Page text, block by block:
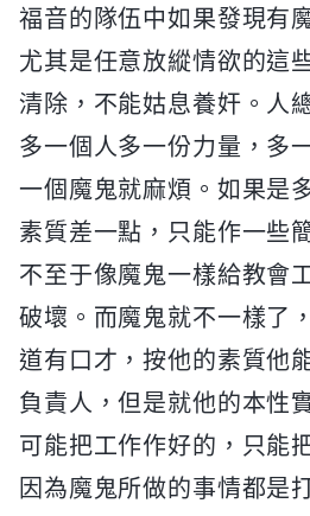
福音的隊伍中如果發現有
尤其是任意放縱情欲的這
清除，不能姑息養奸。人
多一個人多一份力量，多
一個魔鬼就麻煩。如果是
素質差一點，只能作一些
不至于像魔鬼一樣給教會
破壞。而魔鬼就不一樣了
道有口才，按他的素質他
負責人，但是就他的本性
可能把工作作好的，只能
因為魔鬼所做的事情都是